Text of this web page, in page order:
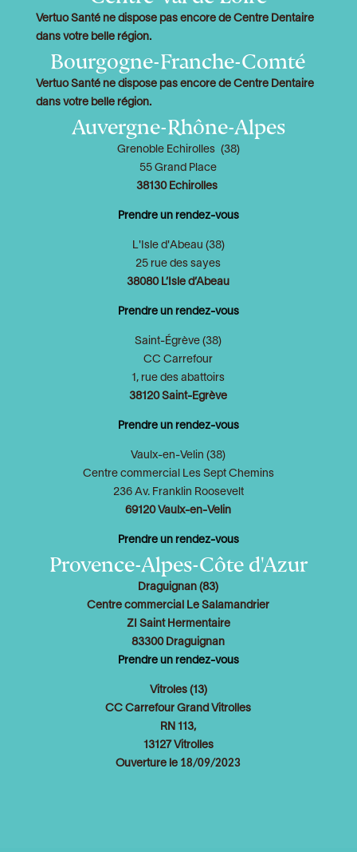
Vertuo Santé ne dispose pas encore de Centre Dentaire
dans votre belle région.
Bourgogne-Franche-Comté
Vertuo Santé ne dispose pas encore de Centre Dentaire
dans votre belle région.
Auvergne-Rhône-Alpes
Grenoble Echirolles (38)
55 Grand Place
38130 Echirolles
Prendre un rendez-vous
L'Isle d'Abeau (38)
25 rue des sayes
38080 L’Isle d’Abeau
Prendre un rendez-vous
Saint-Égrève (38)
CC Carrefour
1, rue des abattoirs
38120 Saint-Egrève
Prendre un rendez-vous
Vaulx-en-Velin (38)
Centre commercial Les Sept Chemins
236 Av. Franklin Roosevelt
69120 Vaulx-en-Velin
Prendre un rendez-vous
Provence-Alpes-Côte d'Azur
Draguignan (83)
Centre commercial Le Salamandrier
ZI Saint Hermentaire
83300 Draguignan
Prendre un rendez-vous
Vitroles (13)
CC Carrefour Grand Vitrolles
RN 113,
13127 Vitrolles
Ouverture le 18/09/2023